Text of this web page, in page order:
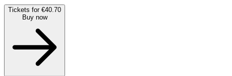
Tickets for €40.70
Buy now